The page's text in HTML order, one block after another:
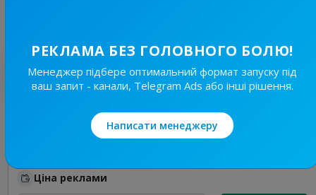
Найкращі за темою
19.6K/
4.3K
Новини Львівщини та України
Ціна реклами
РЕКЛАМА БЕЗ ГОЛОВНОГО БОЛЮ!
Менеджер підбере оптимальний формат запуску під
ваш запит - канали, Telegram Ads або інші рішення.
Написати менеджеру